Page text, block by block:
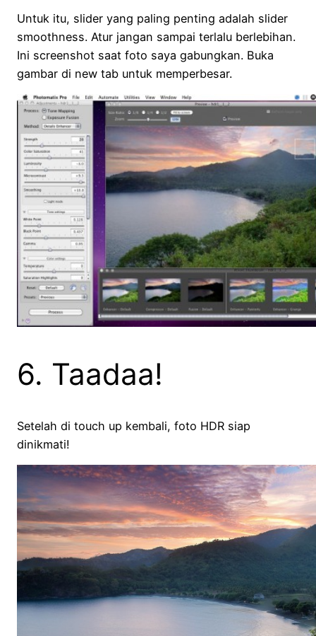
Untuk itu, slider yang paling penting adalah slider
smoothness. Atur jangan sampai terlalu berlebihan.
Ini screenshot saat foto saya gabungkan. Buka
gambar di new tab untuk memperbesar.
6. Taadaa!
Setelah di touch up kembali, foto HDR siap
dinikmati!